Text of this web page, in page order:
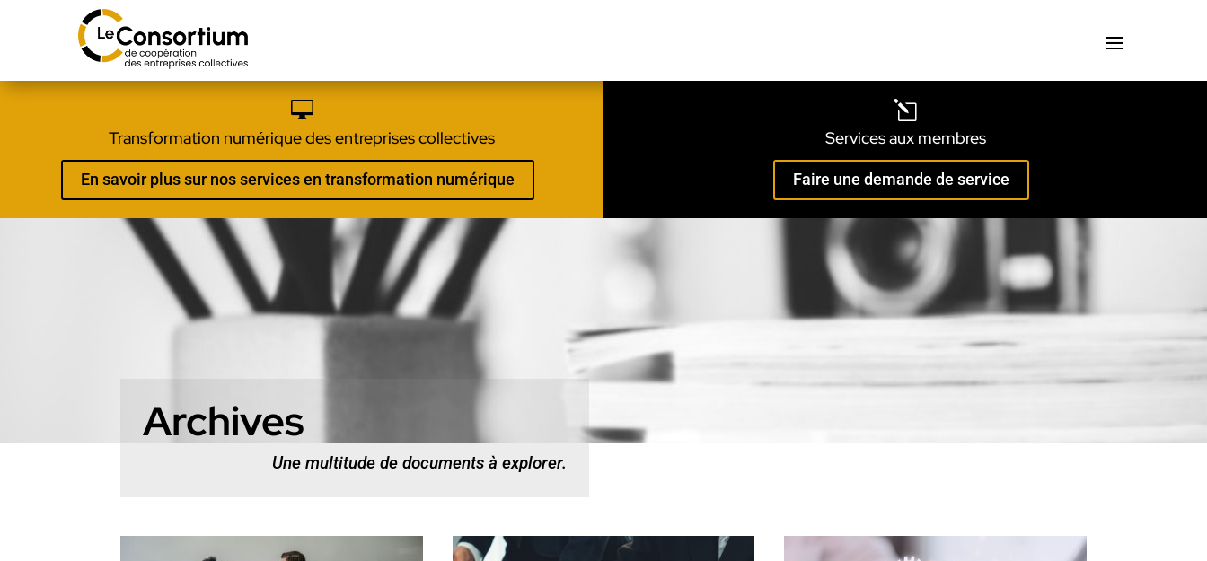

Transformation numérique des entreprises collectives
En savoir plus sur nos services en transformation numérique
l
Services aux membres
Faire une demande de service
Archives
Une multitude de documents à explorer.